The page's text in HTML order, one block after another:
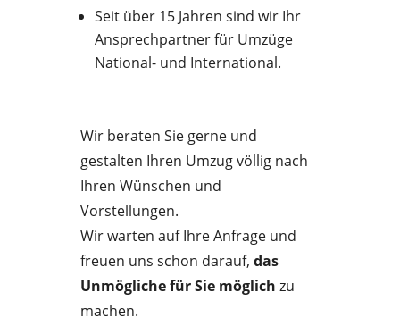
Seit über 15 Jahren sind wir Ihr
Ansprechpartner für Umzüge
National- und International.
Wir beraten Sie gerne und
gestalten Ihren Umzug völlig nach
Ihren Wünschen und
Vorstellungen.
Wir warten auf Ihre Anfrage und
freuen uns schon darauf, das
Unmögliche für Sie möglich zu
machen.